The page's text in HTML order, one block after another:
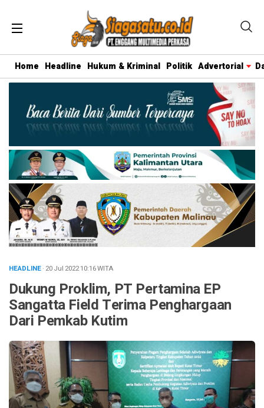
Home Headline Hukum & Kriminal Politik Advertorial
HEADLINE· 20 Jul 202210:16WITA
Dukung Proklim, PT Pertamina EP
Sangatta Field Terima Penghargaan
Dari Pemkab Kutim